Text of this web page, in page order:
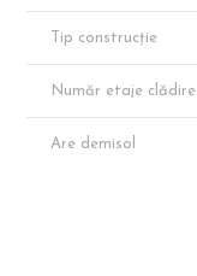
Tip construcție
Număr etaje clădire
Are demisol